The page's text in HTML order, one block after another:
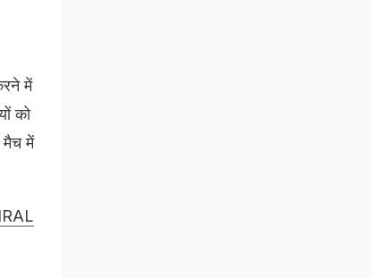
में
को
मैच में